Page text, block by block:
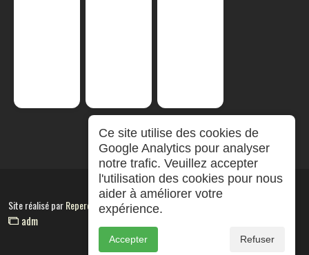
Site réalisé parRepereCom
adm
Ce site utilise des cookies de
Google Analytics pour analyser
notre trafic. Veuillez accepter
l'utilisation des cookies pour nous
aider à améliorer votre
expérience.
Accepter Refuser